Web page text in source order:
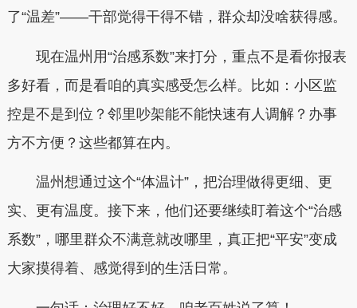
了“温差”——干部觉得干得不错，群众却没啥获得感。
现在温州用“治感系数”来打分，重点不是看你报表
多好看，而是看咱的真实感受怎么样。比如：小区监
控是不是到位？邻里吵架能不能快速有人调解？办事
方不方便？这些都算在内。
温州想通过这个“体温计”，把治理做得更细、更
实、更有温度。接下来，他们还要继续盯着这个“治感
系数”，哪里群众不满意就改哪里，真正把“平安”变成
大家摸得着、感觉得到的生活日常。